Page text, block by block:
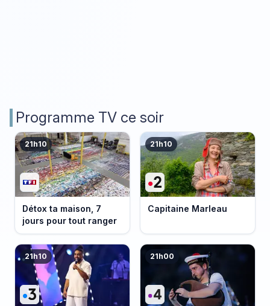
Programme TV ce soir
21h10
Détox ta maison, 7
jours pour tout ranger
21h10
Capitaine Marleau
21h10 21h00